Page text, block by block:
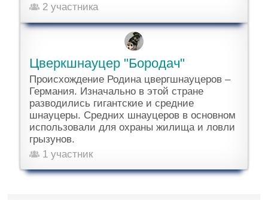
2 участника
Цверкшнауцер "Бородач"
Происхождение Родина цвергшнауцеров –
Германия. Изначально в этой стране
разводились гигантские и средние
шнауцеры. Средних шнауцеров в основном
использовали для охраны жилища и ловли
грызунов.
1 участник